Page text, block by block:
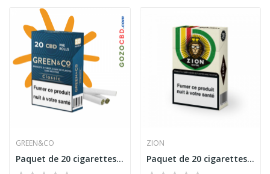
GREEN&CO
Paquet de 20 cigarettes Classic Green&Co CBD
ZION
Paquet de 20 cigarettes Nicotine ZION CBD